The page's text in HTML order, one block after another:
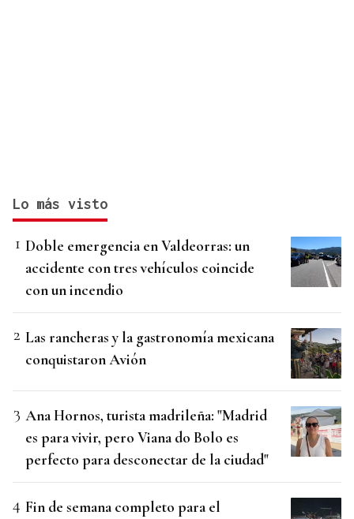
Lo más visto
Doble emergencia en Valdeorras: un
accidente con tres vehículos coincide
con un incendio
Las rancheras y la gastronomía mexicana
conquistaron Avión
Ana Hornos, turista madrileña: "Madrid
es para vivir, pero Viana do Bolo es
perfecto para desconectar de la ciudad"
Fin de semana completo para el